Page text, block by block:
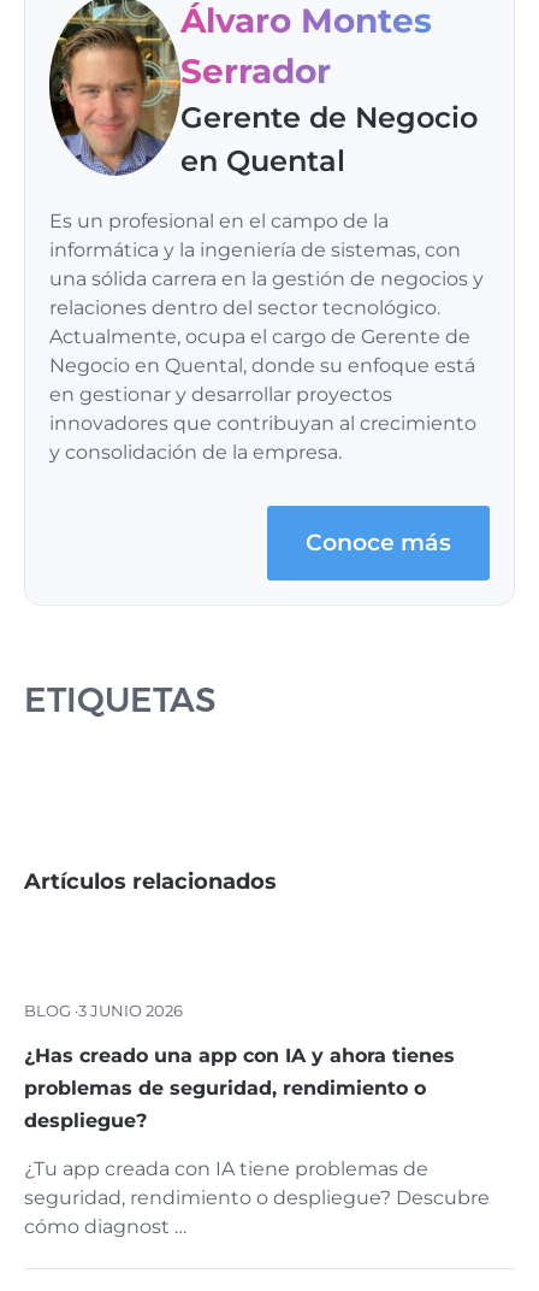
Álvaro Montes
Serrador
Gerente de Negocio
en Quental
Es un profesional en el campo de la
informática y la ingeniería de sistemas, con
una sólida carrera en la gestión de negocios y
relaciones dentro del sector tecnológico.
Actualmente, ocupa el cargo de Gerente de
Negocio en Quental, donde su enfoque está
en gestionar y desarrollar proyectos
innovadores que contribuyan al crecimiento
y consolidación de la empresa.
Conoce más
ETIQUETAS
Artículos relacionados
BLOG ·3 JUNIO 2026
¿Has creado una app con IA y ahora tienes
problemas de seguridad, rendimiento o
despliegue?
¿Tu app creada con IA tiene problemas de
seguridad, rendimiento o despliegue? Descubre
cómo diagnost …